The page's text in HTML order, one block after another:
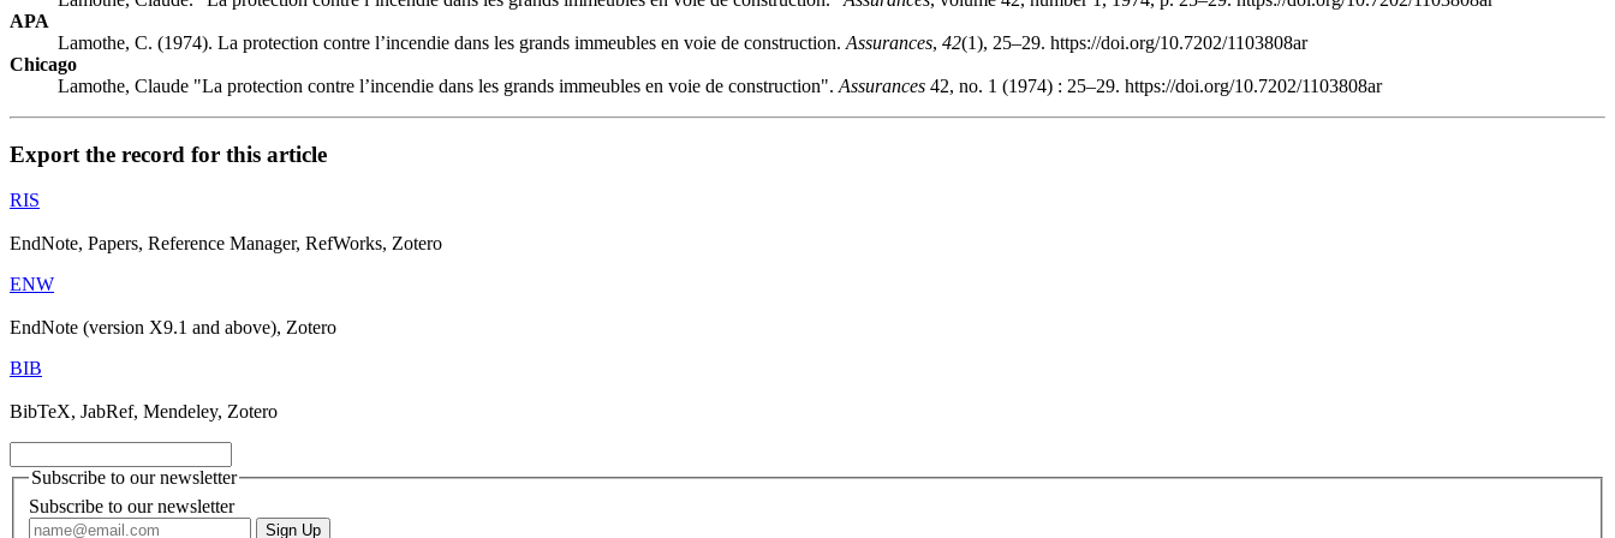
APA
Lamothe, C. (1974). La protection contre l’incendie dans les grands immeubles en voie de construction. Assurances, 42(1), 25–29. https://doi.org/10.7202/1103808ar
Chicago
Lamothe, Claude "La protection contre l’incendie dans les grands immeubles en voie de construction". Assurances 42, no. 1 (1974) : 25–29. https://doi.org/10.7202/1103808ar
Export the record for this article
RIS
EndNote, Papers, Reference Manager, RefWorks, Zotero
ENW
EndNote (version X9.1 and above), Zotero
BIB
BibTeX, JabRef, Mendeley, Zotero
Subscribe to our newsletter
Subscribe to our newsletter